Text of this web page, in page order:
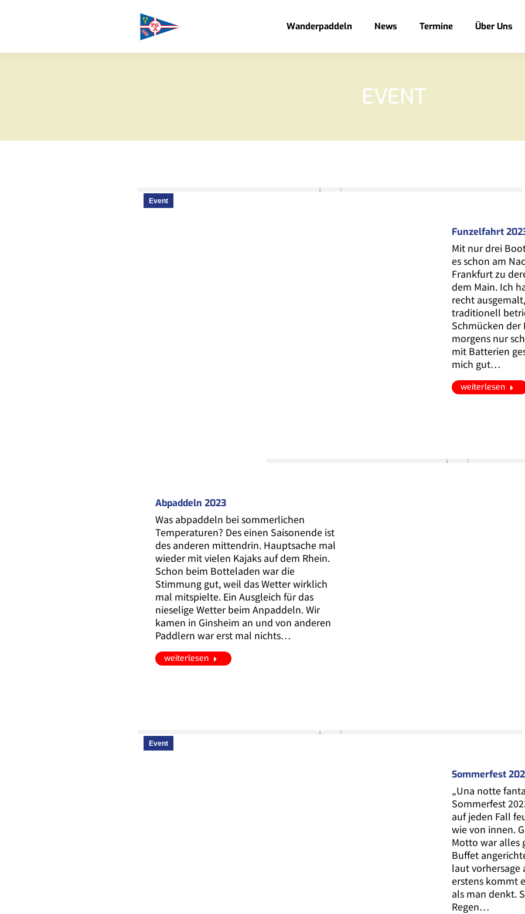
Wanderpaddeln News Termine Über Uns
EVENT
Event
Funzelfahrt
Mit nur drei
es schon am
Frankfurt zu
dem Main. Ich
recht
traditionell
Schmücken der
morgens nur
mit Batterien
mich gut…
weiterlesen
Abpaddeln 2023
Was abpaddeln bei sommerlichen
Temperaturen? Des einen Saisonende ist
des ­anderen mittendrin. Hauptsache mal
wieder mit vielen Kajaks auf dem Rhein.
Schon beim Botteladen war die
Stimmung gut, weil das Wetter wirklich
mal mitspielte. Ein Ausgleich für das
nieselige Wetter beim Anpaddeln. Wir
kamen in Ginsheim an und von anderen
Paddlern war erst mal nichts…
weiterlesen
Event
Sommerfest
„Una notte
Sommerfest
auf jeden Fall
wie von innen.
Motto war alles
Buffet
laut vorhersage
erstens kommt
als man denkt.
Regen…